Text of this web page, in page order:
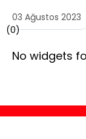
03 Ağustos 2023
(0)
No widgets